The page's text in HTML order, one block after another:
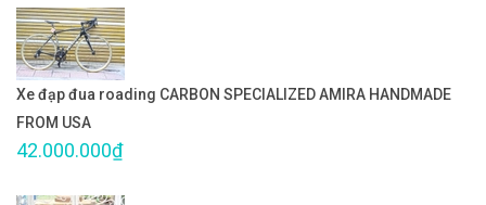
Xe đạp đua roading CARBON SPECIALIZED AMIRA HANDMADE
FROM USA
42.000.000₫